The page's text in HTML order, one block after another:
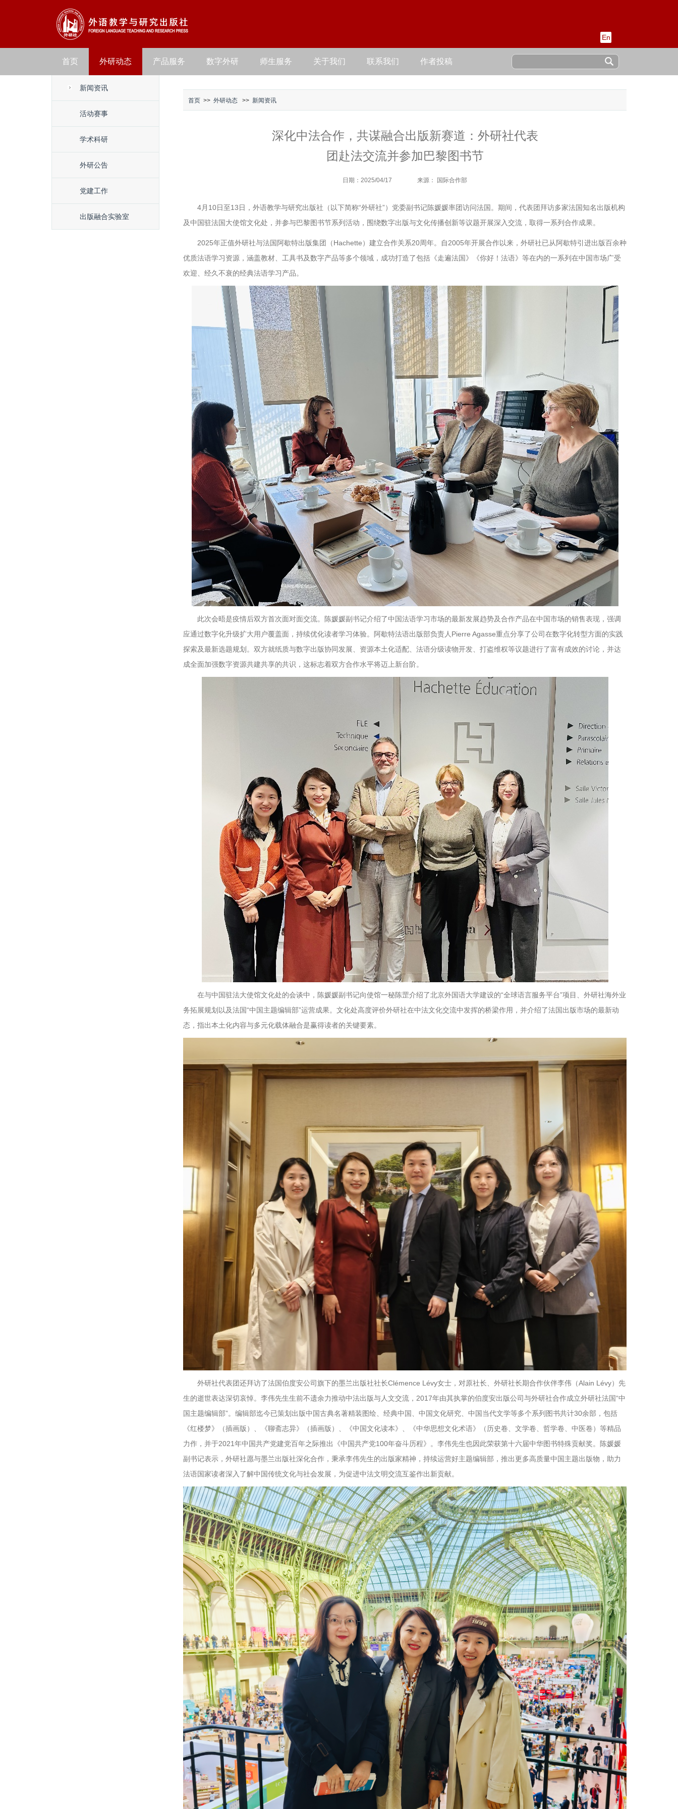
En
首页 外研动态 产品服务 数字外研 师生服务 关于我们 联系我们 作者投稿
新闻资讯
活动赛事
学术科研
外研公告
党建工作
出版融合实验室
首页 >> 外研动态 >> 新闻资讯
深化中法合作，共谋融合出版新赛道：外研社代表
团赴法交流并参加巴黎图书节
日期：2025/04/17 来源： 国际合作部
4月10日至13日，外语教学与研究出版社（以下简称“外研社”）党委副书记陈媛媛率团访问法国。期间，代表团拜访多家法国知名出版机构
及中国驻法国大使馆文化处，并参与巴黎图书节系列活动，围绕数字出版与文化传播创新等议题开展深入交流，取得一系列合作成果。
2025年正值外研社与法国阿歇特出版集团（Hachette）建立合作关系20周年。自2005年开展合作以来，外研社已从阿歇特引进出版百余种
优质法语学习资源，涵盖教材、工具书及数字产品等多个领域，成功打造了包括《走遍法国》《你好！法语》等在内的一系列在中国市场广受
欢迎、经久不衰的经典法语学习产品。
此次会晤是疫情后双方首次面对面交流。陈媛媛副书记介绍了中国法语学习市场的最新发展趋势及合作产品在中国市场的销售表现，强调
应通过数字化升级扩大用户覆盖面，持续优化读者学习体验。阿歇特法语出版部负责人Pierre Agasse重点分享了公司在数字化转型方面的实践
探索及最新选题规划。双方就纸质与数字出版协同发展、资源本土化适配、法语分级读物开发、打盗维权等议题进行了富有成效的讨论，并达
成全面加强数字资源共建共享的共识，这标志着双方合作水平将迈上新台阶。
在与中国驻法大使馆文化处的会谈中，陈媛媛副书记向使馆一秘陈罡介绍了北京外国语大学建设的“全球语言服务平台”项目、外研社海外业
务拓展规划以及法国“中国主题编辑部”运营成果。文化处高度评价外研社在中法文化交流中发挥的桥梁作用，并介绍了法国出版市场的最新动
态，指出本土化内容与多元化载体融合是赢得读者的关键要素。
外研社代表团还拜访了法国伯度安公司旗下的墨兰出版社社长Clémence Lévy女士，对原社长、外研社长期合作伙伴李伟（Alain Lévy）先
生的逝世表达深切哀悼。李伟先生生前不遗余力推动中法出版与人文交流，2017年由其执掌的伯度安出版公司与外研社合作成立外研社法国“中
国主题编辑部”。编辑部迄今已策划出版中国古典名著精装图绘、经典中国、中国文化研究、中国当代文学等多个系列图书共计30余部，包括
《红楼梦》（插画版）、《聊斋志异》（插画版）、《中国文化读本》、《中华思想文化术语》（历史卷、文学卷、哲学卷、中医卷）等精品
力作，并于2021年中国共产党建党百年之际推出《中国共产党100年奋斗历程》。李伟先生也因此荣获第十六届中华图书特殊贡献奖。陈媛媛
副书记表示，外研社愿与墨兰出版社深化合作，秉承李伟先生的出版家精神，持续运营好主题编辑部，推出更多高质量中国主题出版物，助力
法语国家读者深入了解中国传统文化与社会发展，为促进中法文明交流互鉴作出新贡献。